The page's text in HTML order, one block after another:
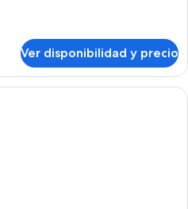
Ver disponibilidad y precio